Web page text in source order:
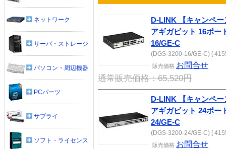
D-LINK 【キャンペ
アギガビット 16ポー
16/GE-C
(DGS-3200-16/GE-C) [
販売価格 お問合せ
通常販売価格：65,520円
D-LINK 【キャンペ
アギガビット 24ポー
24/GE-C
(DGS-3200-24/GE-C) [
販売価格 お問合せ
ネットワーク
サーバ・ストレージ
パソコン・周辺機器
PCパーツ
サプライ
ソフト・ライセンス